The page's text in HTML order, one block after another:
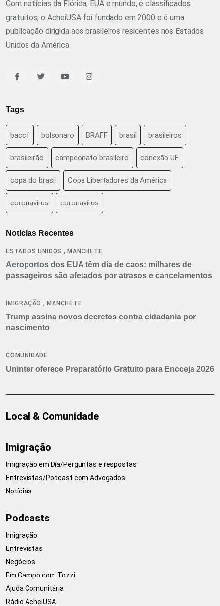
Com notícias da Flórida, EUA e mundo, e classificados
gratuitos, o AcheiUSA foi fundado em 2000 e é uma
publicação dirigida aos brasileiros residentes nos Estados
Unidos da América
Tags
baccf bolsonaro BRAFF brasil brasileiros
brasileirão campeonato brasileiro conexão UF
copa do brasil Copa Libertadores da América
coronavirus coronavírus
Notícias Recentes
ESTADOS UNIDOS ,MANCHETE
Aeroportos dos EUA têm dia de caos: milhares de
passageiros são afetados por atrasos e cancelamentos
IMIGRAÇÃO ,MANCHETE
Trump assina novos decretos contra cidadania por
nascimento
COMUNIDADE
Uninter oferece Preparatório Gratuito para Encceja 2026
Local & Comunidade
Imigração
Imigração em Dia/Perguntas e respostas
Entrevistas/Podcast com Advogados
Notícias
Podcasts
Imigração
Entrevistas
Negócios
Em Campo com Tozzi
Ajuda Comunitária
Rádio AcheiUSA